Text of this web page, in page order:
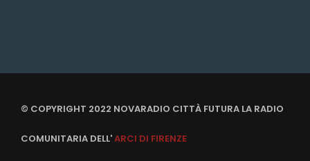
© COPYRIGHT 2022 NOVARADIO CITTÀ FUTURA LA RADIO
COMUNITARIA DELL'ARCI DI FIRENZE